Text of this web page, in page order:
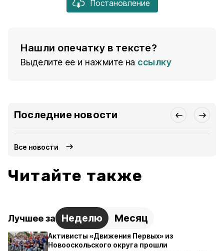
Постановление
Нашли опечатку в тексте?
Выделите ее и нажмите на ссылку
Последние новости
Все новости
Читайте также
Лучшее за Неделю Месяц
Активисты «Движения Первых» из
Новооскольского округа прошли